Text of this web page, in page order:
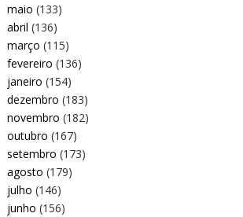
maio (133)
abril (136)
março (115)
fevereiro (136)
janeiro (154)
dezembro (183)
novembro (182)
outubro (167)
setembro (173)
agosto (179)
julho (146)
junho (156)